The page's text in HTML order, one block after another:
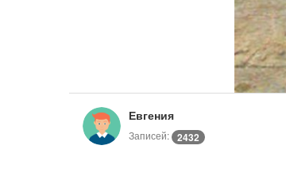
Евгения
Записей: 2432